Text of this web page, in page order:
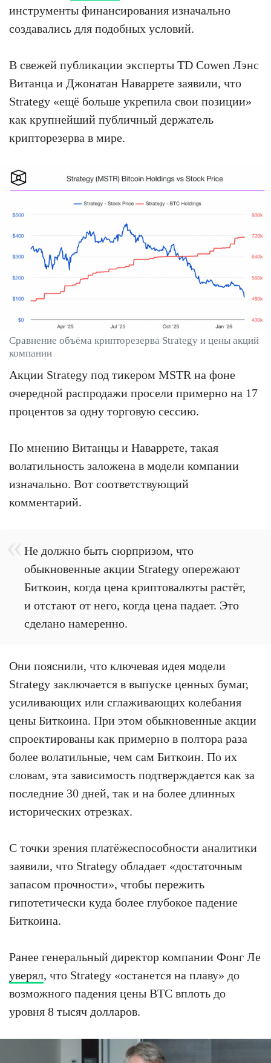
инструменты финансирования изначально
создавались для подобных условий.
В свежей публикации эксперты TD Cowen Лэнс
Витанца и Джонатан Наваррете заявили, что
Strategy «ещё больше укрепила свои позиции»
как крупнейший публичный держатель
крипторезерва в мире.
Сравнение объёма крипторезерва Strategy и цены акций
компании
Акции Strategy под тикером MSTR на фоне
очередной распродажи просели примерно на 17
процентов за одну торговую сессию.
По мнению Витанцы и Наваррете, такая
волатильность заложена в модели компании
изначально. Вот соответствующий
комментарий.
Не должно быть сюрпризом, что
обыкновенные акции Strategy опережают
Биткоин, когда цена криптовалюты растёт,
и отстают от него, когда цена падает. Это
сделано намеренно.
Они пояснили, что ключевая идея модели
Strategy заключается в выпуске ценных бумаг,
усиливающих или сглаживающих колебания
цены Биткоина. При этом обыкновенные акции
спроектированы как примерно в полтора раза
более волатильные, чем сам Биткоин. По их
словам, эта зависимость подтверждается как за
последние 30 дней, так и на более длинных
исторических отрезках.
С точки зрения платёжеспособности аналитики
заявили, что Strategy обладает «достаточным
запасом прочности», чтобы пережить
гипотетически куда более глубокое падение
Биткоина.
Ранее генеральный директор компании Фонг Ле
уверял, что Strategy «останется на плаву» до
возможного падения цены BTC вплоть до
уровня 8 тысяч долларов.